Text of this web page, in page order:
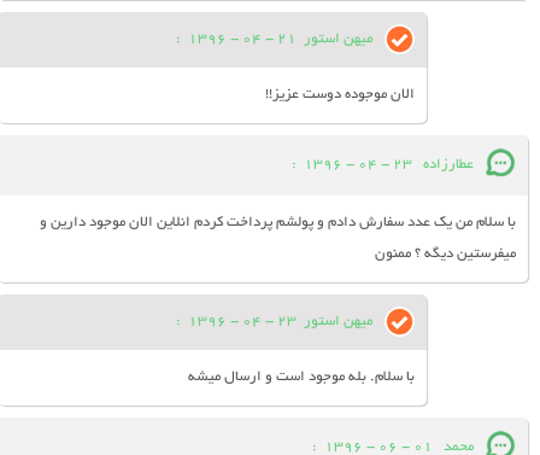
میهن استور 21 - 04 - 1396
:
الان موجوده دوست عزیز!!
عطارزاده 23 - 04 - 1396
:
با سلام من يك عدد سفارش دادم و پولشم پرداخت كردم انلاين الان موجود دارين و
ميفرستين ديگه ؟ ممنون
میهن استور 23 - 04 - 1396
:
با سلام. بله موجود است و ارسال میشه
محمد 01 - 06 - 1396
: